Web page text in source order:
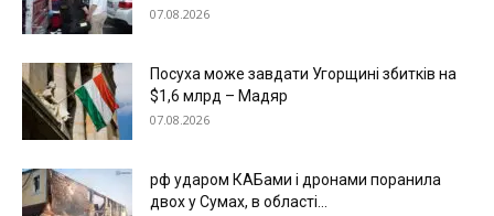
Меню
07.08.2026
Посуха може завдати Угорщині збитків на
$1,6 млрд – Мадяр
07.08.2026
рф ударом КАБами і дронами поранила
двох у Сумах, в області...